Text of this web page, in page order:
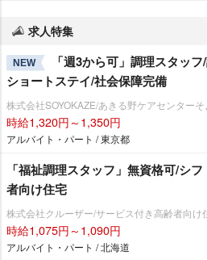
求人特集
NEW
「週3から可」調理スタッ
ショートステイ/社会保障完備
株式会社SOYOKAZE/あきる野ケアセンターそ
時給1,320円～1,350円
アルバイト・パート / 東京都
「福祉調理スタッフ」無資格可/シ
者向け住宅
株式会社クルーザー/サービス付き高齢者向け
時給1,075円～1,090円
アルバイト・パート / 北海道